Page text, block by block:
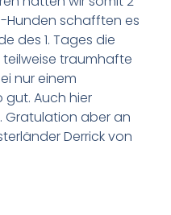
Hunden schafften es
des 1. Tages die
teilweise traumhafte
nur einem
Auch hier
Gratulation aber an
Derrick von